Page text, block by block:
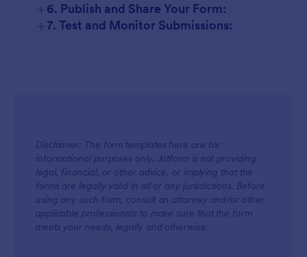
+6. Publish and Share Your Form:
+7. Test and Monitor Submissions:
Disclaimer: The form templates here are for
informational purposes only. Jotform is not providing
legal, financial, or other advice, or implying that the
forms are legally valid in all or any jurisdictions. Before
using any such form, consult an attorney and/or other
applicable professionals to make sure that the form
meets your needs, legally and otherwise.